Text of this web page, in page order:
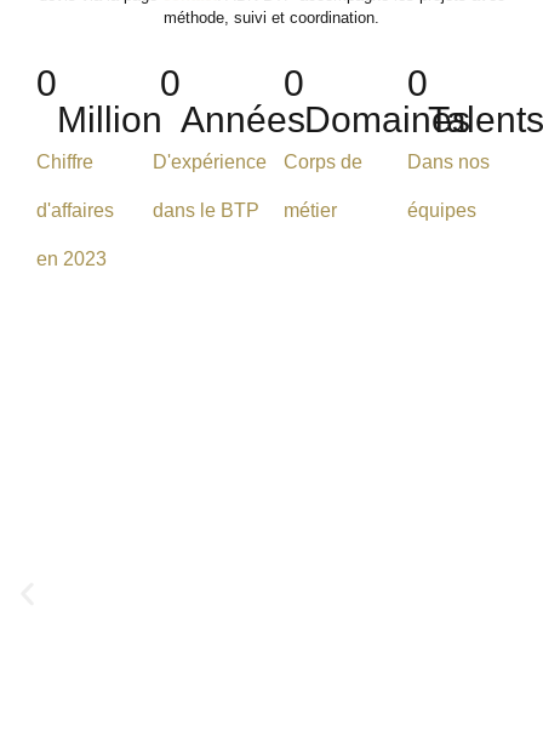
méthode, suivi et coordination.
Chiffre
d'affaires
en 2023
0
Million
D'expérience
dans le BTP
0
Années
Corps de
métier
0
Domaines
Dans nos
équipes
0
Talents